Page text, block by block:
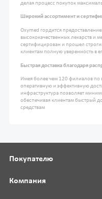
делая процесс покупок
Широкий ассортимент и
Oxymed гордится
высококачественных лекарств и
сертифицирован и прошел
клиентам полную уверенность в
Быстрая доставка благодаря
Имея более чем 120 филиалов по
оперативную и эффективную
инфраструктура позволяет
обеспечивая клиентам быстрый
средствам
Покупателю
Компания